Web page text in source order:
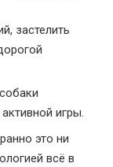
застелить
игры.
это ни
всё в